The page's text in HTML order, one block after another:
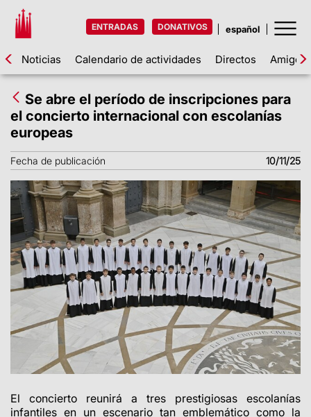
ENTRADAS DONATIVOS
Noticias Calendario de actividades Directos Amigos
Se abre el período de inscripciones para
el concierto internacional con escolanías
europeas
Fecha de publicación 10/11/25
El concierto reunirá a tres prestigiosas escolanías
infantiles en un escenario tan emblemático como la